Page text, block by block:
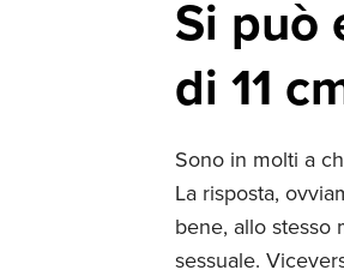
Si può
di 11
Sono in molti a
La risposta,
bene, allo stesso
sessuale.